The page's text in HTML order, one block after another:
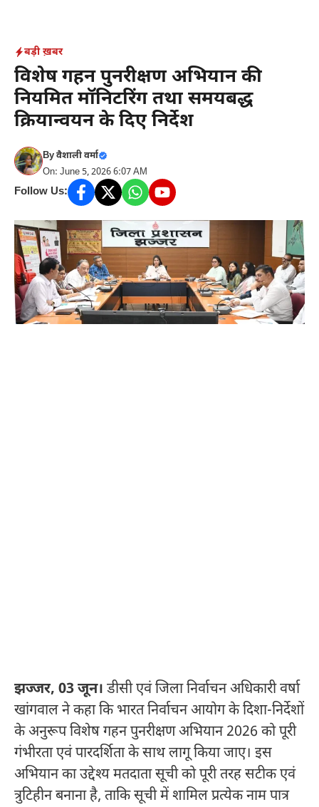
content
बड़ी ख़बर
विशेष गहन पुनरीक्षण अभियान की
नियमित मॉनिटरिंग तथा समयबद्ध
क्रियान्वयन के दिए निर्देश
Byवैशाली वर्मा
On: June 5, 2026 6:07 AM
Follow Us:
झज्जर, 03 जून। डीसी एवं जिला निर्वाचन अधिकारी वर्षा
खांगवाल ने कहा कि भारत निर्वाचन आयोग के दिशा-निर्देशों
के अनुरूप विशेष गहन पुनरीक्षण अभियान 2026 को पूरी
गंभीरता एवं पारदर्शिता के साथ लागू किया जाए। इस
अभियान का उद्देश्य मतदाता सूची को पूरी तरह सटीक एवं
त्रुटिहीन बनाना है, ताकि सूची में शामिल प्रत्येक नाम पात्र